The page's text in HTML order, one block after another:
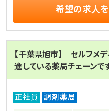
希望の求人を
【千葉県旭市】 セルフメ
進している薬局チェーンです
正社員 調剤薬局